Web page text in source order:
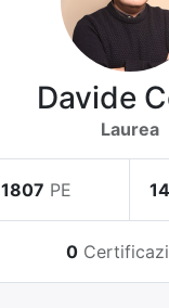
Davide
Laurea
1807 PE 14
0